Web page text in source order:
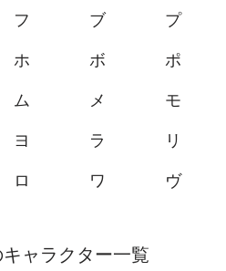
フ ブ
プ
ホ ボ
ポ
ム メ
モ
ヨ ラ
リ
ロ ワ ヴ
ャラクター一覧